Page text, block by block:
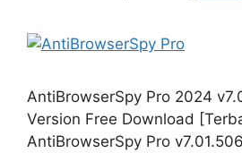
AntiBrowserSpy Pro 2024
Version Free Download
AntiBrowserSpy Pro